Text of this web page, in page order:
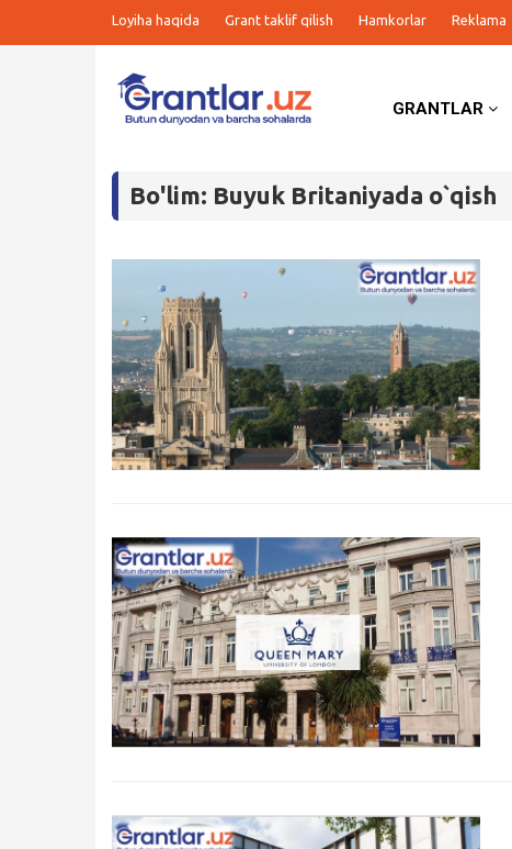
Loyiha haqida Grant taklif qilish Hamkorlar Reklama
GRANTLAR
Bo'lim: Buyuk Britaniyada o`qish